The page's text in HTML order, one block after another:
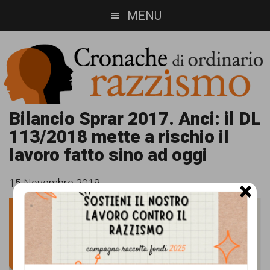
to
main
content
to
footer
MENU
Cronache
di
ordinario
razzismo
Cronachediordinariorazzismo.org
sito
informazione,
Bilancio Sprar 2017. Anci: il DL
113/2018 mette a rischio il
lavoro fatto sino ad oggi
15 Novembre 2018 ×